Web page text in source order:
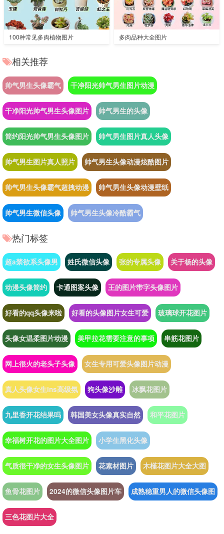
100种常见多肉植物图片 多肉品种大全图片
相关推荐
帅气男生头像霸气 干净阳光帅气男生图片动漫
干净阳光帅气男生头像图片 帅气男生的头像
简约阳光帅气男生头像图片 帅气男生图片真人头像
帅气男生图片真人照片 帅气男生头像动漫炫酷图片
帅气男生头像霸气超拽动漫 帅气男生头像动漫壁纸
帅气男生微信头像 帅气男生头像冷酷霸气
热门标签
超a禁欲系头像男 姓氏微信头像 张的专属头像 关于杨的头像
动漫头像简约 卡通图案头像 王的图片带字头像图片
好看的qq头像来啦 好看的头像图片女生可爱 玻璃球开花图片
头像女温柔图片动漫 美甲拉花需要注意的事项 串筋花图片
网上很火的老头子头像 女生专用可爱头像图片动漫
真人头像女生ins高级氛 狗头像沙雕 冰飘花图片
九里香开花结果吗 韩国美女头像真实自然 和平花图片
幸福树开花的图片大全图片 小学生黑化头像
气质很干净的女生头像图片 花素材图片 木槿花图片大全大图
鱼骨花图片 2024的微信头像图片车 成熟稳重男人的微信头像图
三色花图片大全